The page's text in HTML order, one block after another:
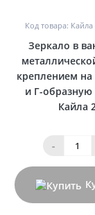
Код товара: Кайла
Зеркало в
креплением
и Г-образную
Кайла
-